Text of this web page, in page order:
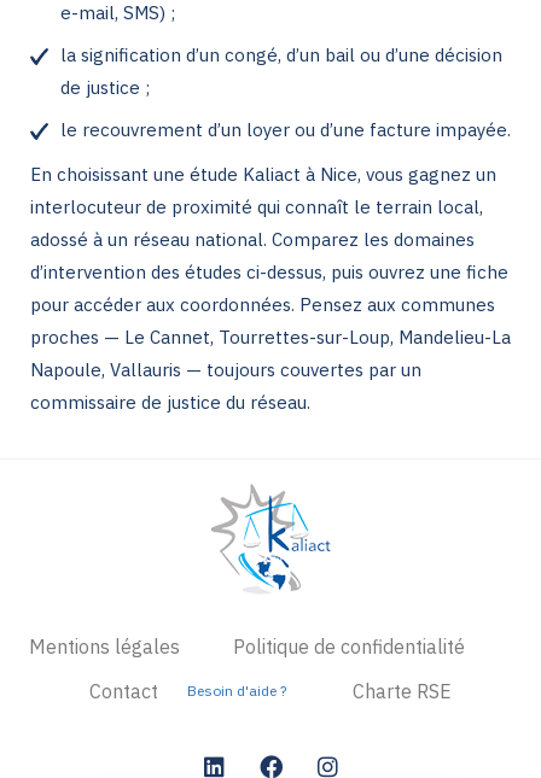
e-mail, SMS) ;
la signification d’un congé, d’un bail ou d’une décision
de justice ;
le recouvrement d’un loyer ou d’une facture impayée.
En choisissant une étude Kaliact à Nice, vous gagnez un
interlocuteur de proximité qui connaît le terrain local,
adossé à un réseau national. Comparez les domaines
d’intervention des études ci-dessus, puis ouvrez une fiche
pour accéder aux coordonnées. Pensez aux communes
proches — Le Cannet, Tourrettes-sur-Loup, Mandelieu-La
Napoule, Vallauris — toujours couvertes par un
commissaire de justice du réseau.
Mentions légales
Politique de confidentialité
Contact
Besoin d'aide ? Charte RSE